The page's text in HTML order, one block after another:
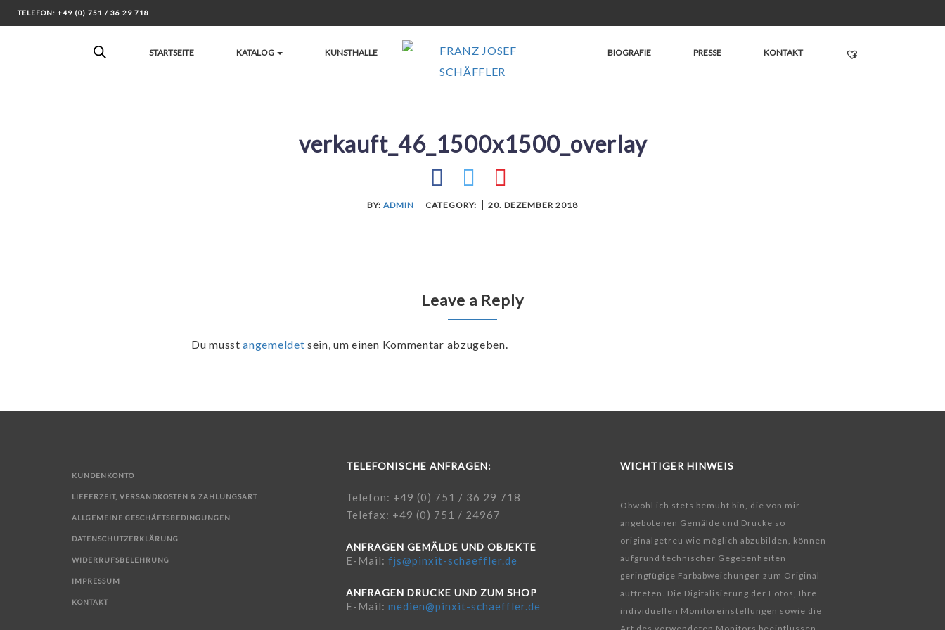
Skip
to
TELEFON: +49 (0) 751 / 36 29 718
STARTSEITE KATALOG KUNSTHALLE BIOGRAFIE PRESSE KONTAKT
verkauft_46_1500x1500_overlay
BY: ADMIN CATEGORY: 20. DEZEMBER 2018
Leave a Reply
Du musstangemeldet sein, um einen Kommentar abzugeben.
KUNDENKONTO
LIEFERZEIT, VERSANDKOSTEN & ZAHLUNGSART
ALLGEMEINE GESCHÄFTSBEDINGUNGEN
DATENSCHUTZERKLÄRUNG
WIDERRUFSBELEHRUNG
IMPRESSUM
KONTAKT
TELEFONISCHE ANFRAGEN:
Telefon: +49 (0) 751 / 36 29 718
Telefax: +49 (0) 751 / 24967
ANFRAGEN GEMÄLDE UND OBJEKTE
E-Mail: fjs@pinxit-schaeffler.de
ANFRAGEN DRUCKE UND ZUM SHOP
E-Mail: medien@pinxit-schaeffler.de
WICHTIGER HINWEIS
Obwohl ich stets bemüht bin, die von mir
angebotenen Gemälde und Drucke so
originalgetreu wie möglich abzubilden, können
aufgrund technischer Gegebenheiten
geringfügige Farbabweichungen zum Original
auftreten. Die Digitalisierung der Fotos, Ihre
individuellen Monitoreinstellungen sowie die